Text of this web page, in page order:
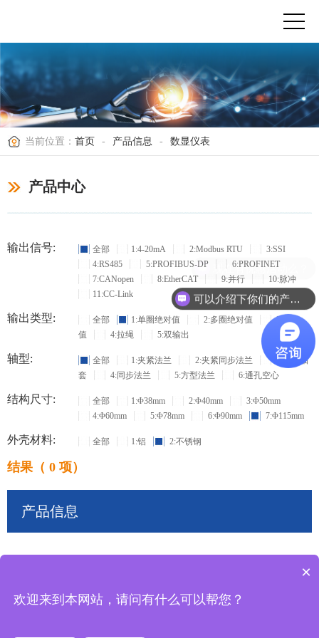
当前位置： 首页 - 产品信息 - 数显仪表
产品中心
输出信号: 全部 1:4-20mA 2:Modbus RTU
3:SSI
4:RS485
5:PROFIBUS-DP
6:PROFINET
7:CANopen
8:EtherCAT 9:并行
10:脉冲
11:CC-Link
输出类型: 全部 1:单圈绝对值 2:多圈绝对值
3:增量
值
4:拉绳 5:双输出
轴型: 全部 1:夹紧法兰 2:夹紧同步法兰
3:盲孔轴
套
4:同步法兰 5:方型法兰 6:通孔空心
结构尺寸: 全部 1:Φ38mm 2:Φ40mm
3:Φ50mm
4:Φ60mm
5:Φ78mm 6:Φ90mm 7:Φ115mm
外壳材料: 全部 1:铝 2:不锈钢
结果（ 0 项）
产品信息
可以介绍下你们的产品么？
现在有优惠活动么？
×
欢迎来到本网站，请问有什么可以帮您？